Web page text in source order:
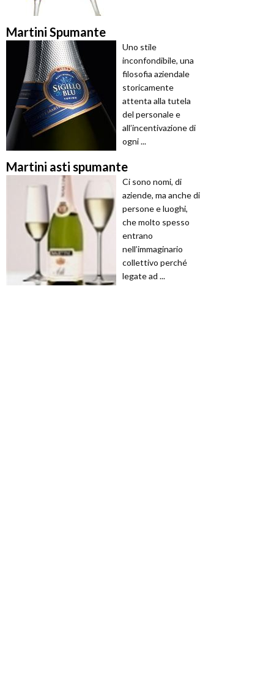
Martini Spumante
Uno stile
inconfondibile, una
filosofia aziendale
storicamente
attenta alla tutela
del personale e
all’incentivazione di
ogni ...
Martini asti spumante
Ci sono nomi, di
aziende, ma anche di
persone e luoghi,
che molto spesso
entrano
nell’immaginario
collettivo perché
legate ad ...